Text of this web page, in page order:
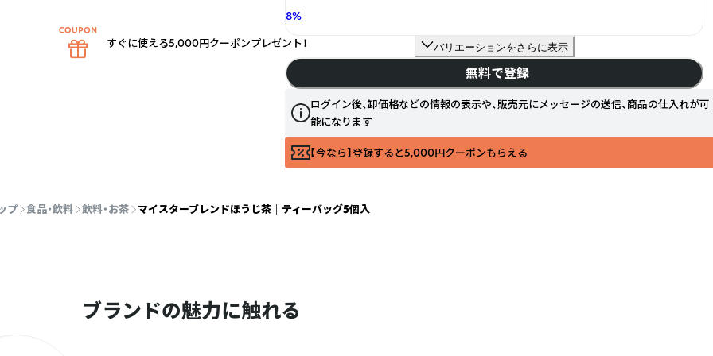
8%
バリエーションをさらに表示
無料で登録
ログイン後、卸価格などの情報の表示や、販売元にメッセージの送信、商品の仕入れが可
能になります
【今なら】登録すると5,000円クーポンもらえる
プ 食品・飲料 飲料・お茶 マイスターブレンドほうじ茶 ｜ ティーバッグ5個入
ブランドの魅力に触れる
すぐに使える5,000円クーポンプレゼント！